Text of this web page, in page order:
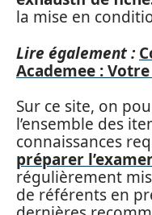
la mise en
Lire également :
Academee :
Sur ce site, on
l’ensemble des
connaissances
préparer
régulièrement
de référents en